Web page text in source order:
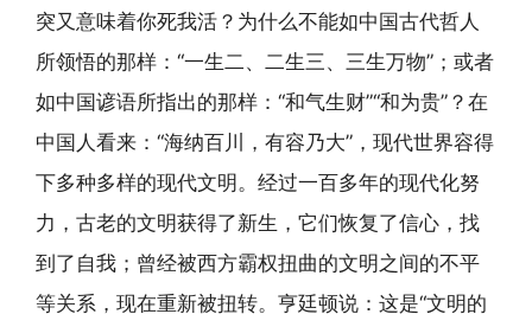
突又意味着你死我活？为什么不能如中国古代哲人
所领悟的那样：“一生二、二生三、三生万物”；或者
如中国谚语所指出的那样：“和气生财”“和为贵”？在
中国人看来：“海纳百川，有容乃大”，现代世界容得
下多种多样的现代文明。经过一百多年的现代化努
力，古老的文明获得了新生，它们恢复了信心，找
到了自我；曾经被西方霸权扭曲的文明之间的不平
等关系，现在重新被扭转。亨廷顿说：这是“文明的